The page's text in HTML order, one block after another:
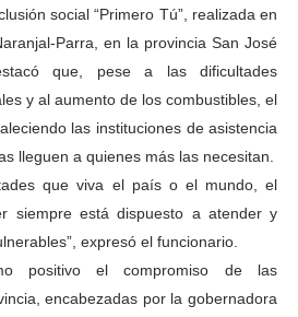
social “Primero Tú”, realizada en
Parra, en la provincia San José
que, pese a las dificultades
y al aumento de los combustibles, el
las instituciones de asistencia
lleguen a quienes más las necesitan.
que viva el país o el mundo, el
siempre está dispuesto a atender y
expresó el funcionario.
positivo el compromiso de las
encabezadas por la gobernadora